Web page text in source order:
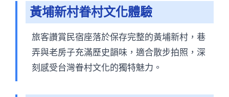
黃埔新村眷村文化體驗
旅客讚賞民宿座落於保存完整的黃埔新村，巷
弄與老房子充滿歷史韻味，適合散步拍照，深
刻感受台灣眷村文化的獨特魅力。